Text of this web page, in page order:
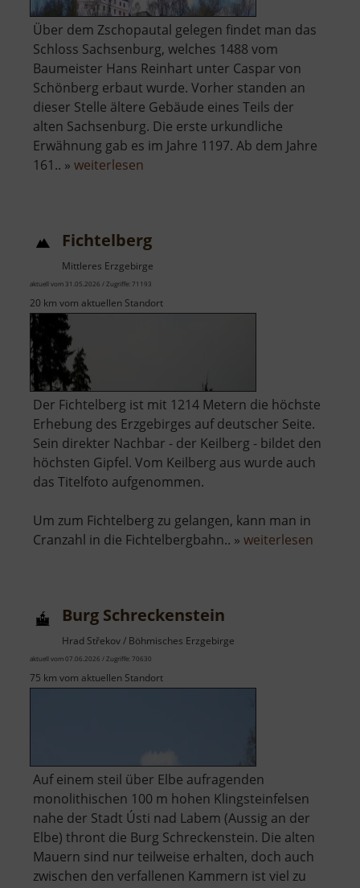
Über dem Zschopautal gelegen findet man das
Schloss Sachsenburg, welches 1488 vom
Baumeister Hans Reinhart unter Caspar von
Schönberg erbaut wurde. Vorher standen an
dieser Stelle ältere Gebäude eines Teils der
alten Sachsenburg. Die erste urkundliche
Erwähnung gab es im Jahre 1197. Ab dem Jahre
161.. » weiterlesen
Fichtelberg
Mittleres Erzgebirge
aktuell vom 31.05.2026 / Zugriffe: 71193
20 km vom aktuellen Standort
Der Fichtelberg ist mit 1214 Metern die höchste
Erhebung des Erzgebirges auf deutscher Seite.
Sein direkter Nachbar - der Keilberg - bildet den
höchsten Gipfel. Vom Keilberg aus wurde auch
das Titelfoto aufgenommen.
Um zum Fichtelberg zu gelangen, kann man in
Cranzahl in die Fichtelbergbahn.. » weiterlesen
Burg Schreckenstein
Hrad Střekov / Böhmisches Erzgebirge
aktuell vom 07.06.2026 / Zugriffe: 70630
75 km vom aktuellen Standort
Auf einem steil über Elbe aufragenden
monolithischen 100 m hohen Klingsteinfelsen
nahe der Stadt Ústi nad Labem (Aussig an der
Elbe) thront die Burg Schreckenstein. Die alten
Mauern sind nur teilweise erhalten, doch auch
zwischen den verfallenen Kammern ist viel zu